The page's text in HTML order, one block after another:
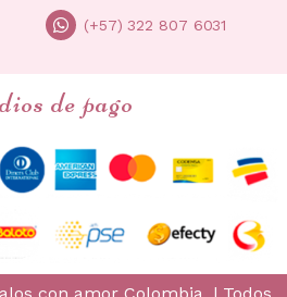
(+57) 322 807 6031
de pago